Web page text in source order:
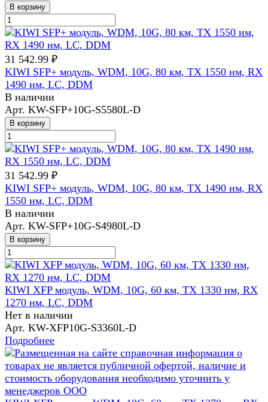
В корзину
31 542.99 ₽
KIWI SFP+ модуль, WDM, 10G, 80 км, TX 1550 нм, RX
1490 нм, LC, DDM
В наличии
Арт. KW-SFP+10G-S5580L-D
В корзину
31 542.99 ₽
KIWI SFP+ модуль, WDM, 10G, 80 км, TX 1490 нм, RX
1550 нм, LC, DDM
В наличии
Арт. KW-SFP+10G-S4980L-D
В корзину
KIWI XFP модуль, WDM, 10G, 60 км, TX 1330 нм, RX
1270 нм, LC, DDM
Нет в наличии
Арт. KW-XFP10G-S3360L-D
Подробнее